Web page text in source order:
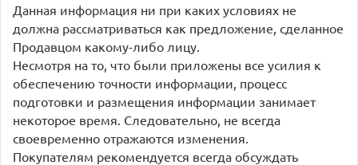
Данная информация ни при каких условиях не
должна рассматриваться как предложение, сделанное
Продавцом какому-либо лицу.
Несмотря на то, что были приложены все усилия к
обеспечению точности информации, процесс
подготовки и размещения информации занимает
некоторое время. Следовательно, не всегда
своевременно отражаются изменения.
Покупателям рекомендуется всегда обсуждать